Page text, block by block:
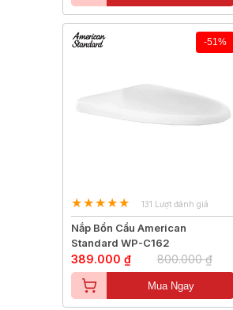
-51%
131 Lượt đánh giá
Nắp Bồn Cầu American
Standard WP-C162
389.000 ₫ 800.000 ₫
Mua Ngay